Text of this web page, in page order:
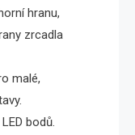
hranu,
zrcadla
malé,
bodů.